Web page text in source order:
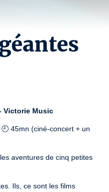
Victorie Music
45mn (ciné-concert + un
aventures de cinq petites
Ils, ce sont les films